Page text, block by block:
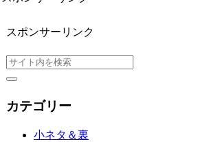
スポンサーリンク
カテゴリー
小ネタ＆裏